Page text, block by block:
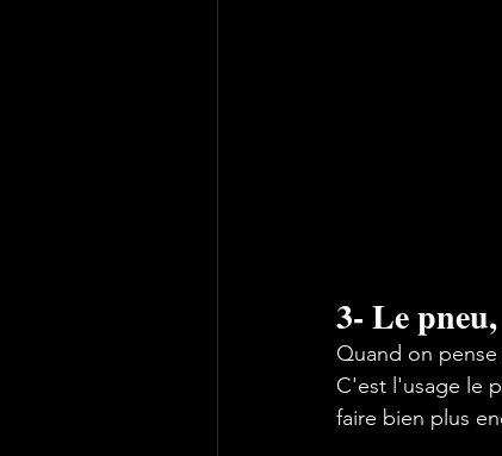
3- Le
Quand on
C'est l'usage le
faire bien plus